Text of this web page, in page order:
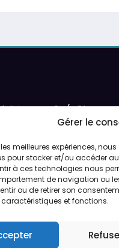
Gérer le
les meilleures expériences,
pour stocker et/ou accéder
à ces technologies nous
de navigation ou
ou de retirer son
et fonctions.
en 24/48h